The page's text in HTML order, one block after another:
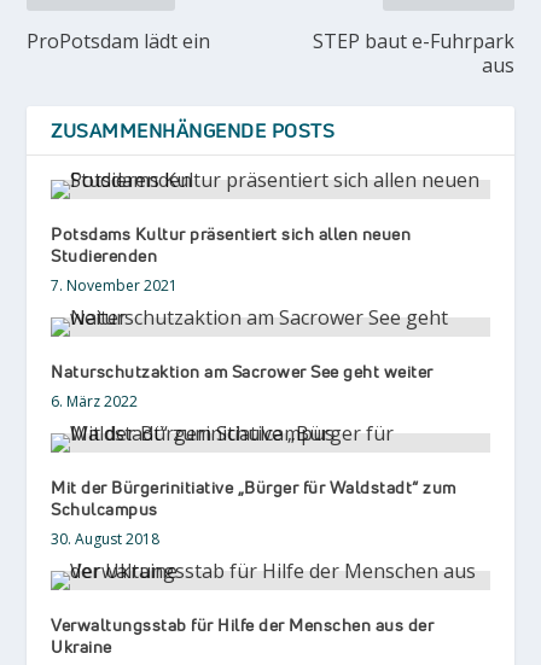
ProPotsdam lädt ein
STEP baut e-Fuhrpark
aus
ZUSAMMENHÄNGENDE POSTS
Potsdams Kultur präsentiert sich allen neuen
Studierenden
7. November 2021
Naturschutzaktion am Sacrower See geht weiter
6. März 2022
Mit der Bürgerinitiative „Bürger für Waldstadt“ zum
Schulcampus
30. August 2018
Verwaltungsstab für Hilfe der Menschen aus der
Ukraine